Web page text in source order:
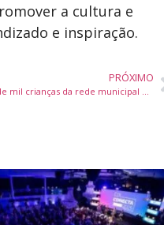
a cultura e
e inspiração.
PRÓXIMO
Odontomóvel de Penha atende mais de mil crianças da rede municipal em três meses